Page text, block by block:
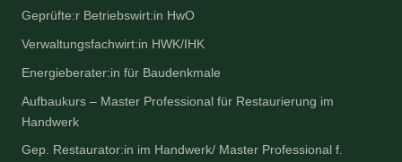
Geprüfte:r Betriebswirt:in HwO
Verwaltungsfachwirt:in HWK/IHK
Energieberater:in für Baudenkmale
Aufbaukurs – Master Professional für Restaurierung im
Handwerk
Gep. Restaurator:in im Handwerk/ Master Professional f.